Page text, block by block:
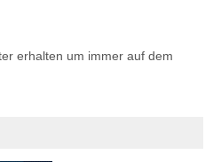
erhalten um immer auf dem